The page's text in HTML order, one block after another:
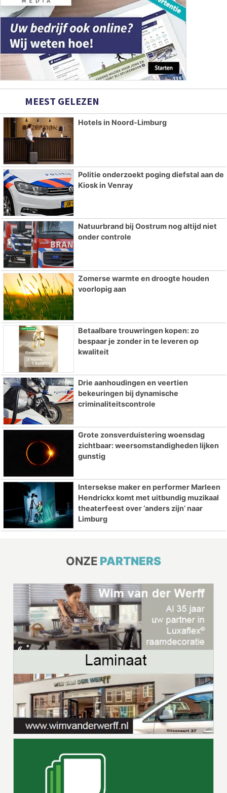
MEEST GELEZEN
Hotels in Noord-Limburg
Politie onderzoekt poging diefstal aan de
Kiosk in Venray
Natuurbrand bij Oostrum nog altijd niet
onder controle
Zomerse warmte en droogte houden
voorlopig aan
Betaalbare trouwringen kopen: zo
bespaar je zonder in te leveren op
kwaliteit
Drie aanhoudingen en veertien
bekeuringen bij dynamische
criminaliteitscontrole
Grote zonsverduistering woensdag
zichtbaar: weersomstandigheden lijken
gunstig
Intersekse maker en performer Marleen
Hendrickx komt met uitbundig muzikaal
theaterfeest over ‘anders zijn’ naar
Limburg
ONZE PARTNERS